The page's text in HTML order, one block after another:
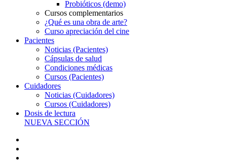
Probióticos (demo)
Cursos complementarios
¿Qué es una obra de arte?
Curso apreciación del cine
Pacientes
Noticias (Pacientes)
Cápsulas de salud
Condiciones médicas
Cursos (Pacientes)
Cuidadores
Noticias (Cuidadores)
Cursos (Cuidadores)
Dosis de lectura
NUEVA SECCIÓN